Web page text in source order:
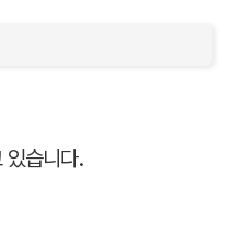
있습니다.